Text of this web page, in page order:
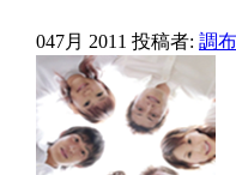
047月 2011 投稿者: 調